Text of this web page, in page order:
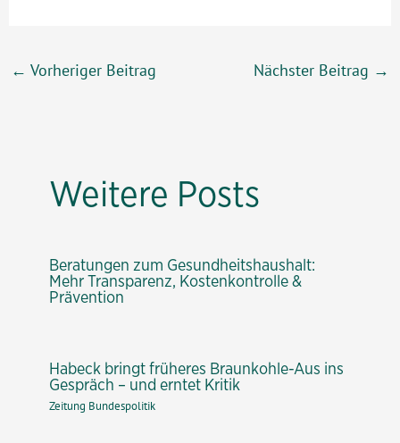
Beitragsnavigation
← Vorheriger Beitrag Nächster Beitrag →
Weitere Posts
Beratungen zum Gesundheitshaushalt:
Mehr Transparenz, Kostenkontrolle &
Prävention
Habeck bringt früheres Braunkohle-Aus ins
Gespräch – und erntet Kritik
Zeitung Bundespolitik